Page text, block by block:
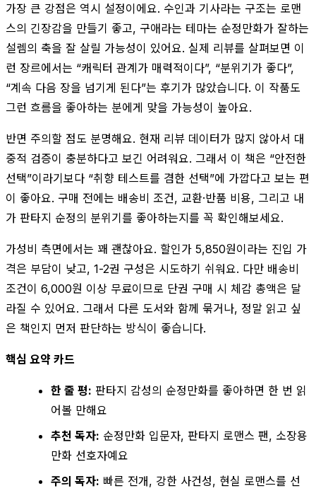
가장 큰 강점은 역시 설정이에요. 수인과 기사라는 구조는 로맨
스의 긴장감을 만들기 좋고, 구애라는 테마는 순정만화가 잘하는
설렘의 축을 잘 살릴 가능성이 있어요. 실제 리뷰를 살펴보면 이
런 장르에서는 “캐릭터 관계가 매력적이다”, “분위기가 좋다”,
“계속 다음 장을 넘기게 된다”는 후기가 많았습니다. 이 작품도
그런 흐름을 좋아하는 분에게 맞을 가능성이 높아요.
반면 주의할 점도 분명해요. 현재 리뷰 데이터가 많지 않아서 대
중적 검증이 충분하다고 보긴 어려워요. 그래서 이 책은 “안전한
선택”이라기보다 “취향 테스트를 겸한 선택”에 가깝다고 보는 편
이 좋아요. 구매 전에는 배송비 조건, 교환·반품 비용, 그리고 내
가 판타지 순정의 분위기를 좋아하는지를 꼭 확인해보세요.
가성비 측면에서는 꽤 괜찮아요. 할인가 5,850원이라는 진입 가
격은 부담이 낮고, 1-2권 구성은 시도하기 쉬워요. 다만 배송비
조건이 6,000원 이상 무료이므로 단권 구매 시 체감 총액은 달
라질 수 있어요. 그래서 다른 도서와 함께 묶거나, 정말 읽고 싶
은 책인지 먼저 판단하는 방식이 좋습니다.
핵심 요약 카드
한 줄 평: 판타지 감성의 순정만화를 좋아하면 한 번 읽
어볼 만해요
추천 독자: 순정만화 입문자, 판타지 로맨스 팬, 소장용
만화 선호자예요
주의 독자: 빠른 전개, 강한 사건성, 현실 로맨스를 선